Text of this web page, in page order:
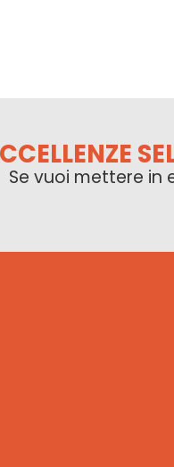
Se vuoi mettere in